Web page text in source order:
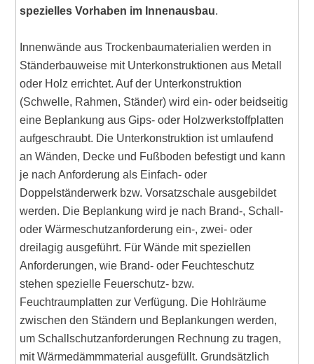
spezielles Vorhaben im Innenausbau.
Innenwände aus Trockenbaumaterialien werden in
Ständerbauweise mit Unterkonstruktionen aus Metall
oder Holz errichtet. Auf der Unterkonstruktion
(Schwelle, Rahmen, Ständer) wird ein- oder beidseitig
eine Beplankung aus Gips- oder Holzwerkstoffplatten
aufgeschraubt. Die Unterkonstruktion ist umlaufend
an Wänden, Decke und Fußboden befestigt und kann
je nach Anforderung als Einfach- oder
Doppelständerwerk bzw. Vorsatzschale ausgebildet
werden. Die Beplankung wird je nach Brand-, Schall-
oder Wärmeschutzanforderung ein-, zwei- oder
dreilagig ausgeführt. Für Wände mit speziellen
Anforderungen, wie Brand- oder Feuchteschutz
stehen spezielle Feuerschutz- bzw.
Feuchtraumplatten zur Verfügung. Die Hohlräume
zwischen den Ständern und Beplankungen werden,
um Schallschutzanforderungen Rechnung zu tragen,
mit Wärmedämmmaterial ausgefüllt. Grundsätzlich